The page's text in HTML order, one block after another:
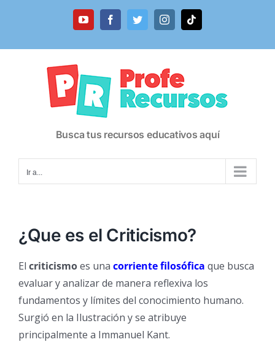
YouTubeFacebookTwitterInstagramTiktok
Busca tus recursos educativos aquí
Ir a...
¿Que es el Criticismo?
El criticismoes una corriente filosófica que busca
evaluar y analizar de manera reflexiva los
fundamentos y límites del conocimiento humano.
Surgió en la Ilustración y se atribuye
principalmente a Immanuel Kant.